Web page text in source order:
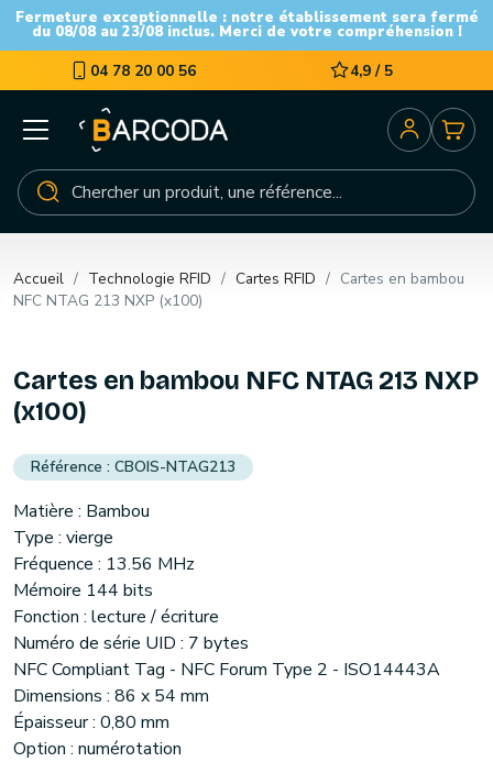
Fermeture exceptionnelle : notre établissement sera fermé
du 08/08 au 23/08 inclus. Merci de votre compréhension !
04 78 20 00 56 4,9 / 5
Accueil Technologie RFID Cartes RFID
Cartes en bambou
NFC NTAG 213 NXP (x100)
Cartes en bambou NFC NTAG 213 NXP
(x100)
CBOIS-NTAG213
Matière : Bambou
Type : vierge
Fréquence : 13.56 MHz
Mémoire 144 bits
Fonction : lecture / écriture
Numéro de série UID : 7 bytes
NFC Compliant Tag - NFC Forum Type 2 - ISO14443A
Dimensions : 86 x 54 mm
Épaisseur : 0,80 mm
Option : numérotation